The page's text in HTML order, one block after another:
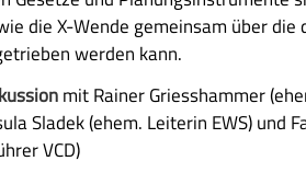
die X-Wende gemeinsam über die
werden kann.
mit Rainer Griesshammer
Sladek (ehem. Leiterin EWS) und
VCD)